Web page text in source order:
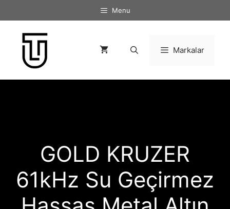
atla
Menu
Markalar
GOLD KRUZER
61kHz Su Geçirmez